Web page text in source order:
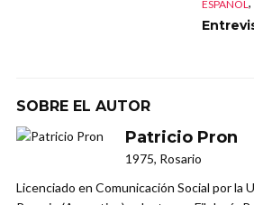
ESPAÑOL
SOBRE EL AUTOR
Patricio Pron
1975, Rosario
Licenciado en Comunicación Social por la